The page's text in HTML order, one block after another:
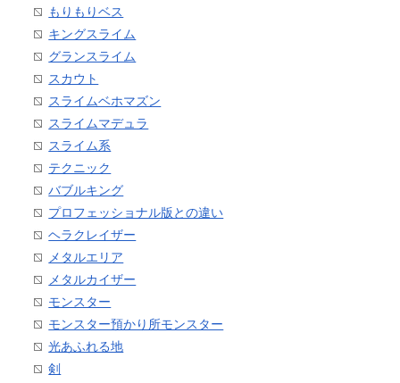
もりもりベス
キングスライム
グランスライム
スカウト
スライムベホマズン
スライムマデュラ
スライム系
テクニック
バブルキング
プロフェッショナル版との違い
ヘラクレイザー
メタルエリア
メタルカイザー
モンスター
モンスター預かり所モンスター
光あふれる地
剣